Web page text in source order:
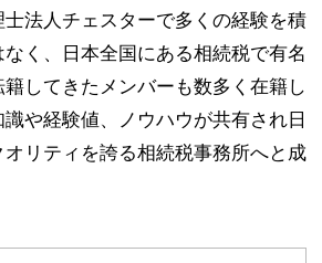
法人チェスターで多くの経験を積
く、日本全国にある相続税で有名
してきたメンバーも数多く在籍し
や経験値、ノウハウが共有され日
リティを誇る相続税事務所へと成